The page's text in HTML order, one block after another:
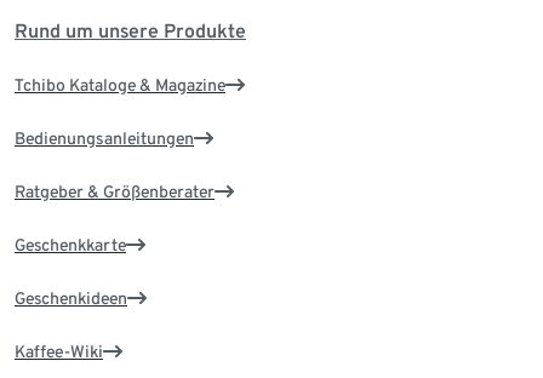
Rund um unsere Produkte
Tchibo Kataloge & Magazine
Bedienungsanleitungen
Ratgeber & Größenberater
Geschenkkarte
Geschenkideen
Kaffee-Wiki